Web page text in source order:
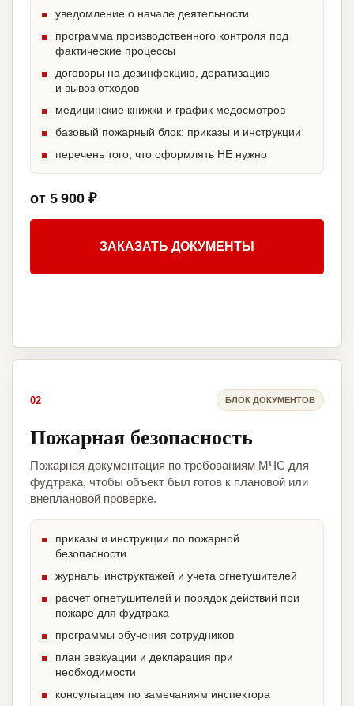
уведомление о начале деятельности
программа производственного контроля под
фактические процессы
договоры на дезинфекцию, дератизацию
и вывоз отходов
медицинские книжки и график медосмотров
базовый пожарный блок: приказы и инструкции
перечень того, что оформлять НЕ нужно
от 5 900 ₽
ЗАКАЗАТЬ ДОКУМЕНТЫ
02 БЛОК ДОКУМЕНТОВ
Пожарная безопасность
Пожарная документация по требованиям МЧС для
фудтрака, чтобы объект был готов к плановой или
внеплановой проверке.
приказы и инструкции по пожарной
безопасности
журналы инструктажей и учета огнетушителей
расчет огнетушителей и порядок действий при
пожаре для фудтрака
программы обучения сотрудников
план эвакуации и декларация при
необходимости
консультация по замечаниям инспектора